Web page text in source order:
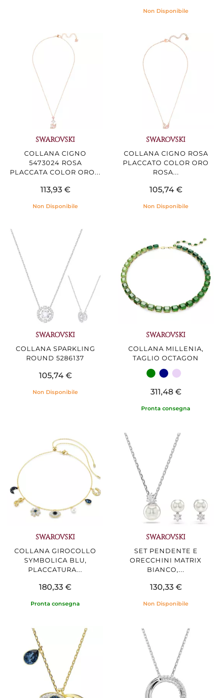
Non Disponibile
SWAROVSKI
COLLANA CIGNO
5473024 ROSA
PLACCATA COLOR ORO...
113,93 €
Non Disponibile
SWAROVSKI
COLLANA CIGNO ROSA
PLACCATO COLOR ORO
ROSA...
105,74 €
Non Disponibile
SWAROVSKI
COLLANA SPARKLING
ROUND 5286137
105,74 €
Non Disponibile
SWAROVSKI
COLLANA MILLENIA,
TAGLIO OCTAGON
311,48 €
Pronta consegna
SWAROVSKI
COLLANA GIROCOLLO
SYMBOLICA BLU,
PLACCATURA...
180,33 €
Pronta consegna
SWAROVSKI
SET PENDENTE E
ORECCHINI MATRIX
BIANCO,...
130,33 €
Non Disponibile